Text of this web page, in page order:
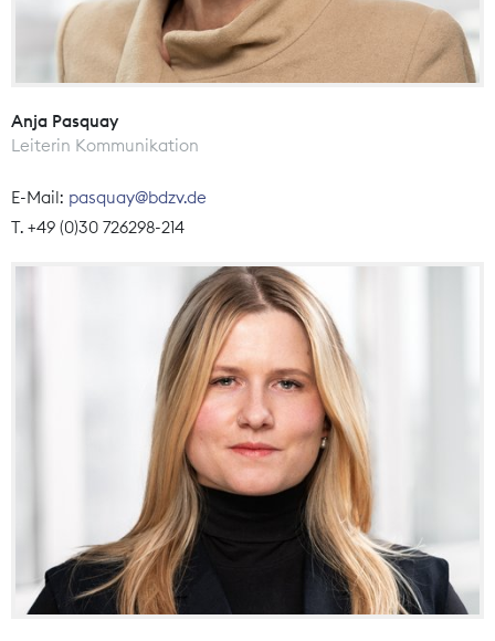
Anja Pasquay
Leiterin Kommunikation
E-Mail: pasquay@bdzv.de
T. +49 (0)30 726298-214